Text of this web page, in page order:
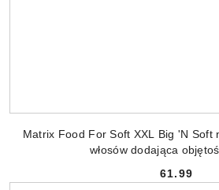
Matrix Food For Soft XXL Big 'N Soft
włosów dodająca
Cena:
61.99